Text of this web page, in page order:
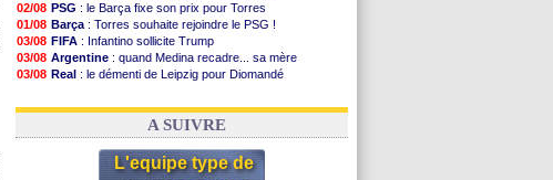
02/08 PSG : le Barça fixe son prix pour Torres
01/08 Barça : Torres souhaite rejoindre le PSG !
03/08 FIFA : Infantino sollicite Trump
03/08 Argentine : quand Medina recadre... sa mère
03/08 Real : le démenti de Leipzig pour Diomandé
31/07 FIFA: le conseiller d'Infantino démissionne !
A SUIVRE
L'equipe type de